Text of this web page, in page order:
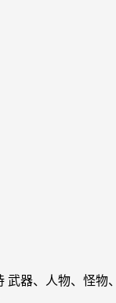
器、人物、怪物